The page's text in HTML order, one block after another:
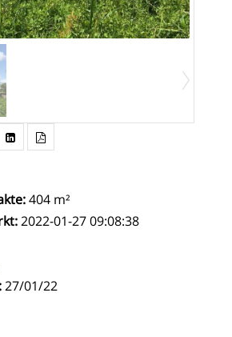
:404 m²
:2022-01-27 09:08:38
:27/01/22